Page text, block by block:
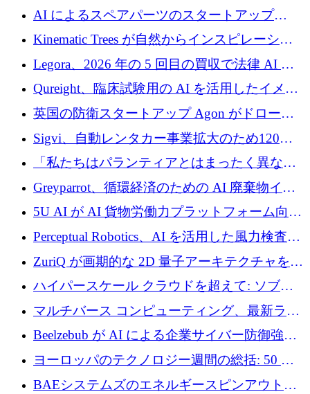
2026 年上半期がヨーロッパのテクノロジーに
ついて語ること
AI によるスペアパーツのスタートアップ
Intropy が 1,100 万ドルを調達
Kinematic Trees が自然からインスピレーショ
ンを得たロボット ソフトウェアを拡張するた
めに 58 万 5,000 ポンドを調達
Legora、2026 年の 5 回目の買収で法律 AI ス
タートアップ Wexler を買収
Qureight、臨床試験用の AI を活用したイメー
ジング プラットフォームを拡張するためにシ
リーズ B で 2,000 万ドルを確保
英国の防衛スタートアップ Agon がドローン
攻撃に対抗する仮想戦場を構築、3,000 万ドル
を調達
Sigvi、自動レンタカー事業拡大のため120万
ユーロを調達
「私たちはパランティアとはまったく異なる
会社です」とフランス人の「控えめな」後任
者は言う
Greyparrot、循環経済のための AI 廃棄物イン
テリジェンスを拡張するためにシリーズ B で
2,700 万ドルを確保
5U AI が AI 貨物労働力プラットフォーム向け
に 320 万ドルのプレシードを獲得
Perceptual Robotics、AI を活用した風力検査の
規模拡大に向けて 400 万ポンド以上を確保
ZuriQ が画期的な 2D 量子アーキテクチャを拡
張するために 2,550 万ドルを調達
ハイパースケール クラウドを超えて: ソブリ
ン コンピューティングに対する DFINITY の
ビジョン
マルチバース コンピューティング、最新ラウ
ンドで最大 5 億 7,000 万ドルを目標
Beelzebub が AI による企業サイバー防御強化
のために 300 万ユーロを調達
ヨーロッパのテクノロジー週間の総括: 50 以
上の取引に 10 億ユーロ以上を投資
BAEシステムズのエネルギースピンアウト原